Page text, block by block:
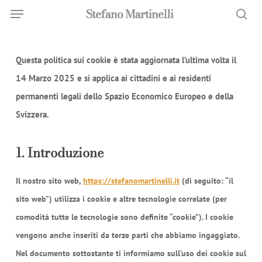
Skip
content
Menu
Questa politica sui cookie è stata aggiornata l’ultima volta il
14 Marzo 2025 e si applica ai cittadini e ai residenti
permanenti legali dello Spazio Economico Europeo e della
Svizzera.
1. Introduzione
Il nostro sito web, https://stefanomartinelli.it(di seguito: “il
sito web”) utilizza i cookie e altre tecnologie correlate (per
comodità tutte le tecnologie sono definite “cookie”). I cookie
vengono anche inseriti da terze parti che abbiamo ingaggiato.
Nel documento sottostante ti informiamo sull’uso dei cookie sul
Menu